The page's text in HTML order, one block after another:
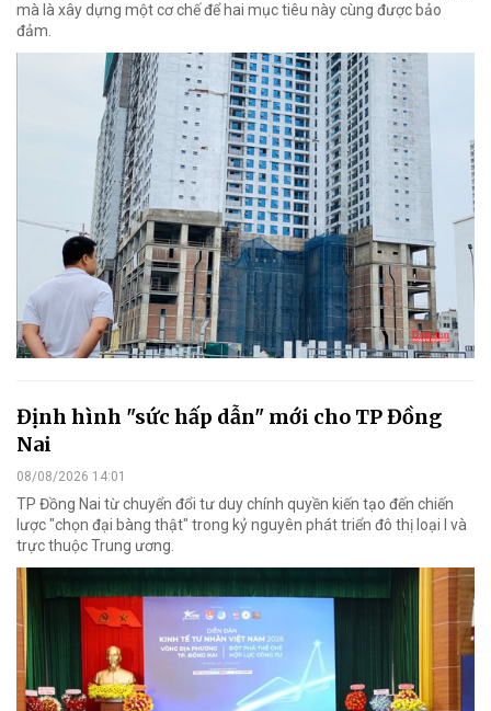
mà là xây dựng một cơ chế để hai mục tiêu này cùng được bảo
đảm.
Định hình "sức hấp dẫn" mới cho TP Đồng
Nai
08/08/2026 14:01
TP Đồng Nai từ chuyển đổi tư duy chính quyền kiến tạo đến chiến
lược "chọn đại bàng thật" trong kỷ nguyên phát triển đô thị loại I và
trực thuộc Trung ương.